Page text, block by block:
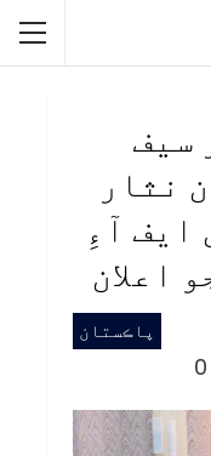
سيف
نثار
ايف آءِ
اعلان
پاڪستان